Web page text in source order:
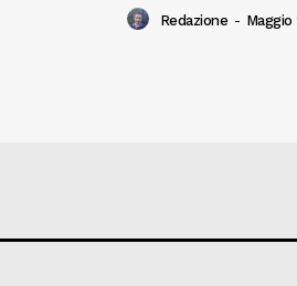
Redazione -